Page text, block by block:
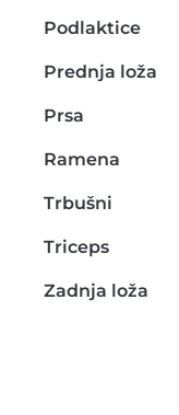
Podlaktice
Prednja loža
Prsa
Ramena
Trbušni
Triceps
Zadnja loža